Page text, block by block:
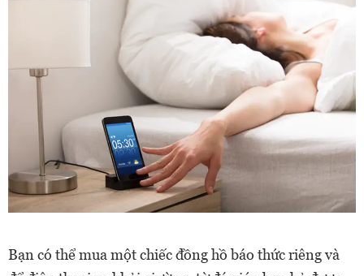
Bạn có thể mua một chiếc đồng hồ báo thức riêng và